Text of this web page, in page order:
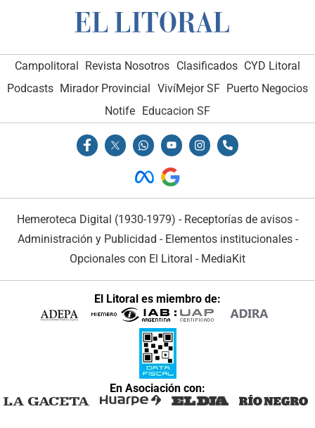
Campolitoral Revista Nosotros Clasificados CYD Litoral
Podcasts Mirador Provincial VivíMejor SF Puerto Negocios
Notife Educacion SF
Hemeroteca Digital (1930-1979) - Receptorías de avisos -
Administración y Publicidad - Elementos institucionales-
Opcionales con El Litoral - MediaKit
El Litoral es miembro de:
En Asociación con: